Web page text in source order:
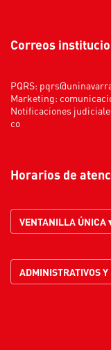
Correos
PQRS:
Marketing:
Notificaciones
co
Horarios de
VENTANILLA ÚNICA
ADMINISTRATIVOS Y